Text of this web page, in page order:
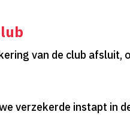
van de club afsluit,
verzekerde instapt in